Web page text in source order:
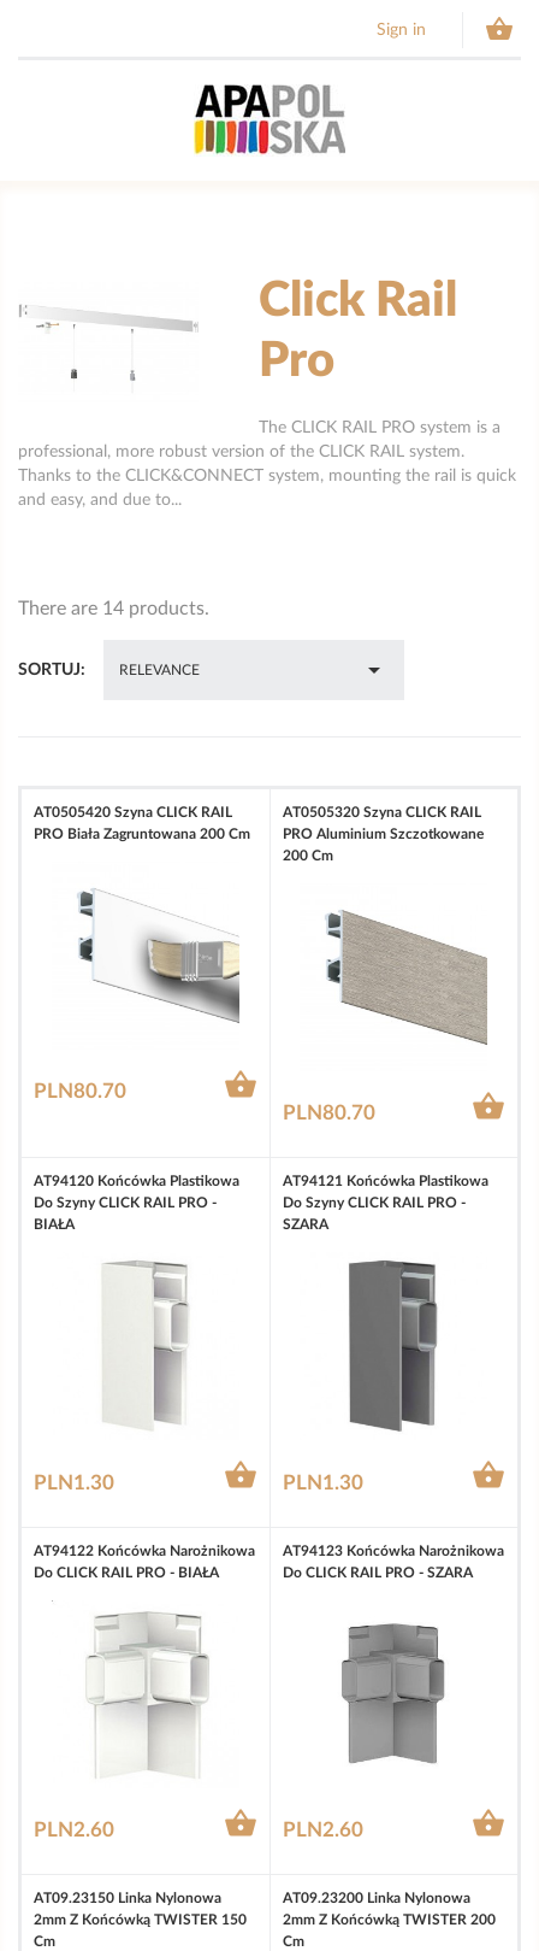
Sign in 
Click Rail
Pro
The CLICK RAIL PRO system is a
professional, more robust version of the CLICK RAIL system.
Thanks to the CLICK&CONNECT system, mounting the rail is quick
and easy, and due to...
There are 14 products.
SORTUJ: RELEVANCE 
AT0505420 Szyna CLICK RAIL
PRO Biała Zagruntowana 200 Cm
PLN80.70 
AT0505320 Szyna CLICK RAIL
PRO Aluminium Szczotkowane
200 Cm
PLN80.70 
AT94120 Końcówka Plastikowa
Do Szyny CLICK RAIL PRO -
BIAŁA
PLN1.30 
AT94121 Końcówka Plastikowa
Do Szyny CLICK RAIL PRO -
SZARA
PLN1.30 
AT94122 Końcówka Narożnikowa
Do CLICK RAIL PRO - BIAŁA
PLN2.60 
AT94123 Końcówka Narożnikowa
Do CLICK RAIL PRO - SZARA
PLN2.60 
AT09.23150 Linka Nylonowa
2mm Z Końcówką TWISTER 150
Cm
AT09.23200 Linka Nylonowa
2mm Z Końcówką TWISTER 200
Cm